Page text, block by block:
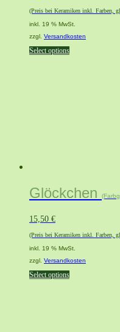
(Preis bei Keramiken inkl. Farben,
inkl. 19 % MwSt.
zzgl. Versandkosten
Select options
Glöckchen
15,50 €
(Preis bei Keramiken inkl. Farben,
inkl. 19 % MwSt.
zzgl. Versandkosten
Select options